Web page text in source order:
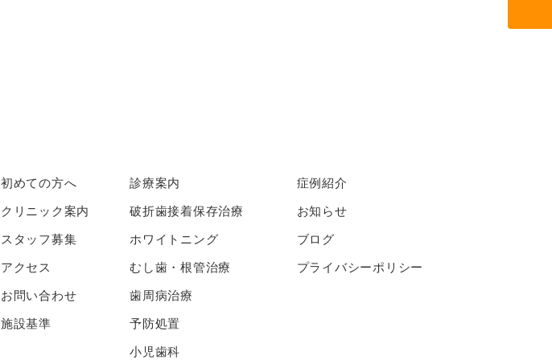
初めての方へ
クリニック案内
スタッフ募集
アクセス
お問い合わせ
施設基準
診療案内
破折歯接着保存治療
ホワイトニング
むし歯・根管治療
歯周病治療
予防処置
小児歯科
症例紹介
お知らせ
ブログ
プライバシーポリシー